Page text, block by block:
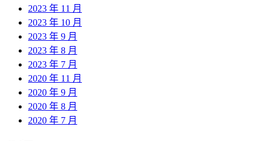
2023 年 11 月
2023 年 10 月
2023 年 9 月
2023 年 8 月
2023 年 7 月
2020 年 11 月
2020 年 9 月
2020 年 8 月
2020 年 7 月